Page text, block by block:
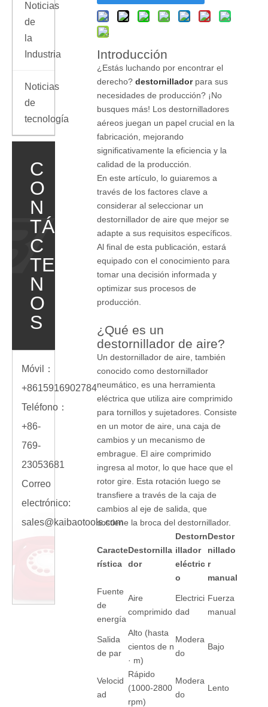
Noticias
de
la
Industria
Noticias
de
tecnología
C
O
N
TÁ
C
TE
N
O
S
Móvil：
+8615916902784
Teléfono：
+86-
769-
23053681
Correo
electrónico:
sales@kaibaotools.com
Introducción
¿Estás luchando por encontrar el
derecho? destornilladorpara sus
necesidades de producción? ¡No
busques más! Los destornilladores
aéreos juegan un papel crucial en la
fabricación, mejorando
significativamente la eficiencia y la
calidad de la producción.
En este artículo, lo guiaremos a
través de los factores clave a
considerar al seleccionar un
destornillador de aire que mejor se
adapte a sus requisitos específicos.
Al final de esta publicación, estará
equipado con el conocimiento para
tomar una decisión informada y
optimizar sus procesos de
producción.
¿Qué es un
destornillador de aire?
Un destornillador de aire, también
conocido como destornillador
neumático, es una herramienta
eléctrica que utiliza aire comprimido
para tornillos y sujetadores. Consiste
en un motor de aire, una caja de
cambios y un mecanismo de
embrague. El aire comprimido
ingresa al motor, lo que hace que el
rotor gire. Esta rotación luego se
transfiere a través de la caja de
cambios al eje de salida, que
sostiene la broca del destornillador.
Caracte
rística
Destornilla
dor
Destorn
illador
eléctric
o
Destor
nillado
r
manual
Fuente
de
energía
Aire
comprimido
Electrici
dad
Fuerza
manual
Salida
de par
Alto (hasta
cientos de n
· m)
Modera
do
Bajo
Velocid
ad
Rápido
(1000-2800
rpm)
Modera
do
Lento